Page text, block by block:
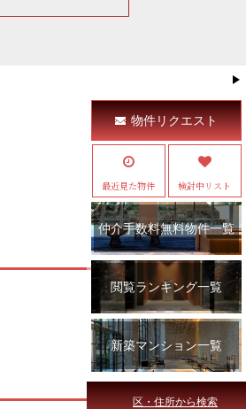
物件リクエスト
最近見た物件 検討中リスト
仲介手数料無料物件一覧
閲覧ランキング一覧
新築マンション一覧
区・住所から検索